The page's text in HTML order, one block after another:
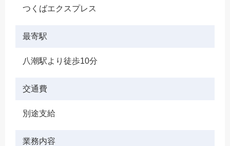
つくばエクスプレス
最寄駅
八潮駅より徒歩10分
交通費
別途支給
業務内容